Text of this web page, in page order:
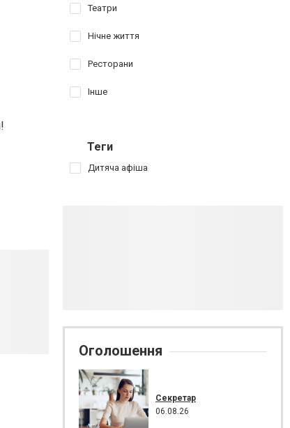
Театри
Нічне життя
Ресторани
Інше
Теги
Дитяча афіша
Оголошення
Секретар
06.08.26